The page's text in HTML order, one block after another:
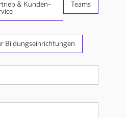
& Kunden-
Teams
Bildungseinrichtungen